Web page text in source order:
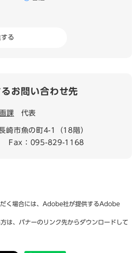
お問い合わせ先
課 代表
崎市魚の町4-1（18階）
Fax：095-829-1168
く場合には、Adobe社が提供するAdobe
は、バナーのリンク先からダウンロードして